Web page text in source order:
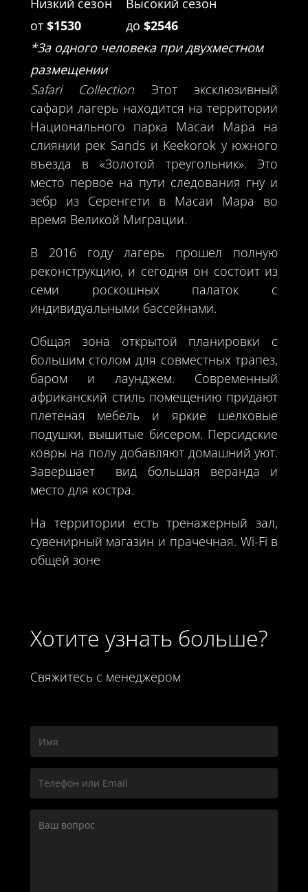
Низкий сезон
от$1530
Высокий сезон
до $2546
*За одного человека при двухместном
размещении
Safari Collection Этот эксклюзивный
сафари лагерь находится на территории
Национального парка Масаи Мара на
слиянии рек Sands и Keekorok у южного
въезда в «Золотой треугольник». Это
место первое на пути следования гну и
зебр из Серенгети в Масаи Мара во
время Великой Миграции.
В 2016 году лагерь прошел полную
реконструкцию, и сегодня он состоит из
семи роскошных палаток с
индивидуальными бассейнами.
Общая зона открытой планировки с
большим столом для совместных трапез,
баром и лаунджем. Современный
африканский стиль помещению придают
плетеная мебель и яркие шелковые
подушки, вышитые бисером. Персидские
ковры на полу добавляют домашний уют.
Завершает вид большая веранда и
место для костра.
На территории есть тренажерный зал,
сувенирный магазин и прачечная. Wi-Fi в
общей зоне
Хотите узнать больше?
Свяжитесь с менеджером